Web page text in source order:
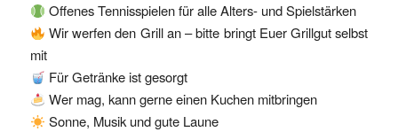
Offenes Tennisspielen für alle Alters- und Spielstärken
Wir werfen den Grill an – bitte bringt Euer Grillgut selbst
mit
Für Getränke ist gesorgt
Wer mag, kann gerne einen Kuchen mitbringen
Sonne, Musik und gute Laune